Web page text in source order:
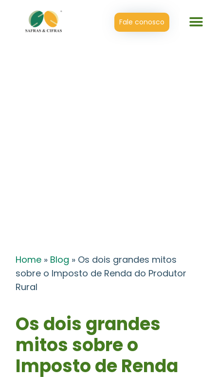
Fale conosco
Home » Blog » Os dois grandes mitos
sobre o Imposto de Renda do Produtor
Rural
Os dois grandes
mitos sobre o
Imposto de Renda